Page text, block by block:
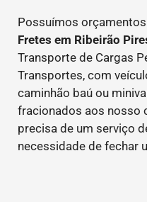
Possuímos
Fretes em Ribeirão
Transporte de Cargas
Transportes, com
caminhão baú ou
fracionados aos nosso
precisa de um serviço
necessidade de fechar